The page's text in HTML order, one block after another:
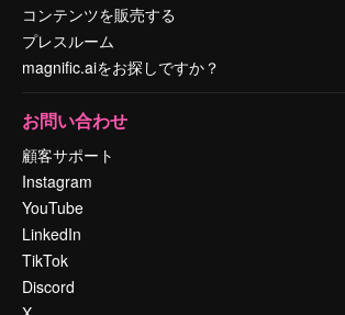
コンテンツを販売する
プレスルーム
magnific.aiをお探しですか？
お問い合わせ
顧客サポート
Instagram
YouTube
LinkedIn
TikTok
Discord